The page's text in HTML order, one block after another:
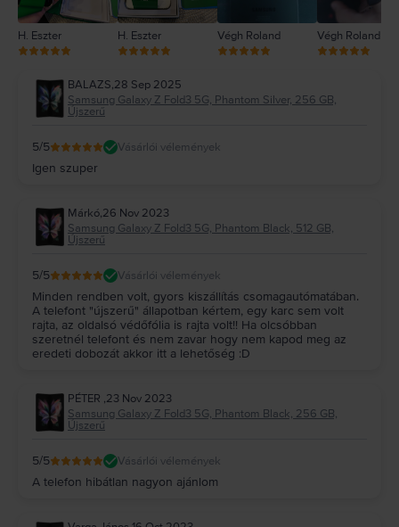
H. Eszter H. Eszter Végh Roland Végh Roland
BALAZS,28 Sep 2025
Samsung Galaxy Z Fold3 5G, Phantom Silver, 256 GB,
Újszerű
5/5 Vásárlói vélemények
Igen szuper
Márkó,26 Nov 2023
Samsung Galaxy Z Fold3 5G, Phantom Black, 512 GB,
Újszerű
5/5 Vásárlói vélemények
Minden rendben volt, gyors kiszállítás csomagautómatában.
A telefont "újszerű" állapotban kértem, egy karc sem volt
rajta, az oldalsó védőfólia is rajta volt!! Ha olcsóbban
szeretnél telefont és nem zavar hogy nem kapod meg az
eredeti dobozát akkor itt a lehetőség :D
PÉTER ,23 Nov 2023
Samsung Galaxy Z Fold3 5G, Phantom Black, 256 GB,
Újszerű
5/5 Vásárlói vélemények
A telefon hibátlan nagyon ajánlom